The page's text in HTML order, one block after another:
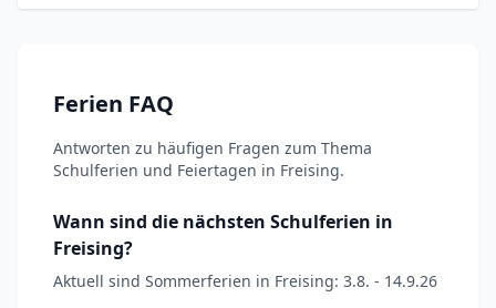
Ferien FAQ
Antworten zu häufigen Fragen zum Thema
Schulferien und Feiertagen in Freising.
Wann sind die nächsten Schulferien in
Freising?
Aktuell sind Sommerferien in Freising: 3.8. - 14.9.26